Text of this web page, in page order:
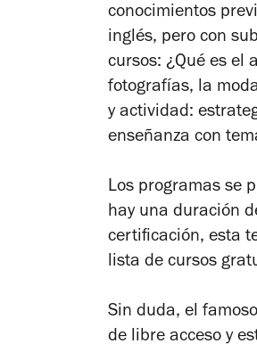
conocimientos
inglés, pero con
cursos: ¿Qué es el
fotografías, la
y actividad:
enseñanza con
Los programas se
hay una duración
certificación, esta
lista de cursos
Sin duda, el
de libre acceso y